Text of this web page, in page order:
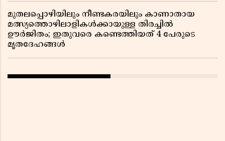
മുതലപ്പൊഴിയിലും നീണ്ടകരയിലും കാണാതായ
മത്സ്യത്തൊഴിലാളികൾക്കായുള്ള തിരച്ചിൽ
ഊർജിതം; ഇതുവരെ കണ്ടെത്തിയത് 4 പേരുടെ
മൃതദേഹങ്ങൾ